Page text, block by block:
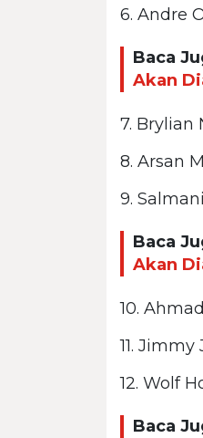
6. Andre
Baca
Akan
7. Brylian
8. Arsan
9.
Baca
Akan
10.
11.
12. Wolf
Baca